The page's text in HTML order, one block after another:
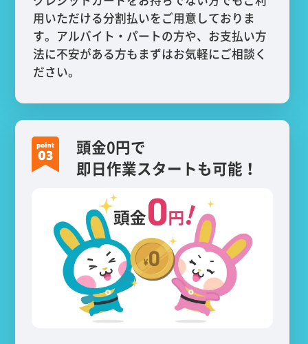
用いただける分割払いをご用意しておりま
す。アルバイト・パートの方や、お支払い方
法に不安がある方もまずはお気軽にご相談く
ださい。
頭金0円で
即日作業スタートも可能！